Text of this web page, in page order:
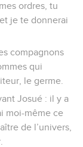
ordres, tu
je te donnerai
compagnons
qui
le germe.
Josué : il y a
moi-même ce
de l’univers,